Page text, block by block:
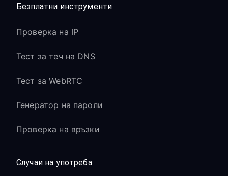
Безплатни инструменти
Проверка на IP
Тест за теч на DNS
Тест за WebRTC
Генератор на пароли
Проверка на връзки
Случаи на употреба